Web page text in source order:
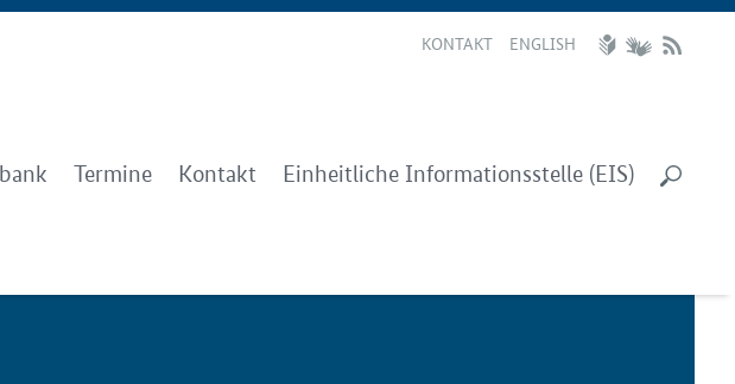
KONTAKT ENGLISH
Termine Kontakt Einheitliche Informationsstelle (EIS)